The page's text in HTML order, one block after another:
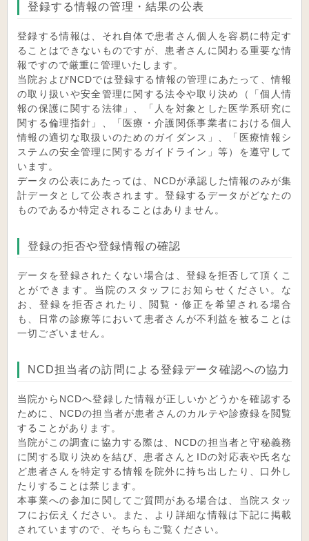
登録する情報の管理・結果の公表
登録する情報は、それ自体で患者さん個人を容易に特定す
ることはできないものですが、患者さんに関わる重要な情
報ですので厳重に管理いたします。
当院およびNCDでは登録する情報の管理にあたって、情報
の取り扱いや安全管理に関する法令や取り決め（「個人情
報の保護に関する法律」、「人を対象とした医学系研究に
関する倫理指針」、「医療・介護関係事業者における個人
情報の適切な取扱いのためのガイダンス」、「医療情報シ
ステムの安全管理に関するガイドライン」等）を遵守して
います。
データの公表にあたっては、NCDが承認した情報のみが集
計データとして公表されます。登録するデータがどなたの
ものであるか特定されることはありません。
登録の拒否や登録情報の確認
データを登録されたくない場合は、登録を拒否して頂くこ
とができます。当院のスタッフにお知らせください。な
お、登録を拒否されたり、閲覧・修正を希望される場合
も、日常の診療等において患者さんが不利益を被ることは
一切ございません。
NCD担当者の訪問による登録データ確認への協力
当院からNCDへ登録した情報が正しいかどうかを確認する
ために、NCDの担当者が患者さんのカルテや診療録を閲覧
することがあります。
当院がこの調査に協力する際は、NCDの担当者と守秘義務
に関する取り決めを結び、患者さんとIDの対応表や氏名な
ど患者さんを特定する情報を院外に持ち出したり、口外し
たりすることは禁じます。
本事業への参加に関してご質問がある場合は、当院スタッ
フにお伝えください。また、より詳細な情報は下記に掲載
されていますので、そちらもご覧ください。